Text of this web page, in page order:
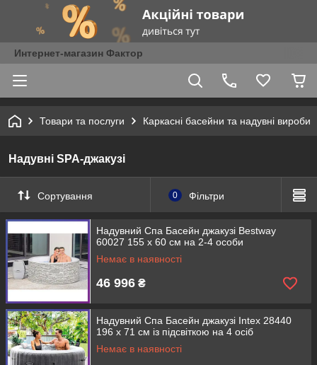
Интернет-магазин Фактор
Товари та послуги Каркасні басейни та надувні вироби
Надувні SPA-джакузі
Сортування 0 Фільтри
Надувний Спа Басейн джакузі Bestway
60027 155 х 60 см на 2-4 особи
Немає в наявності
46 996 ₴
Надувний Спа Басейн джакузі Intex 28440
196 х 71 см із підсвіткою на 4 осіб
Немає в наявності